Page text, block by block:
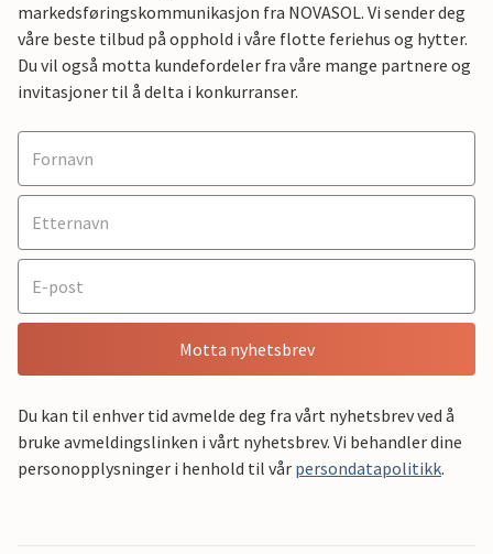
markedsføringskommunikasjon fra NOVASOL. Vi sender deg
våre beste tilbud på opphold i våre flotte feriehus og hytter.
Du vil også motta kundefordeler fra våre mange partnere og
invitasjoner til å delta i konkurranser.
Motta nyhetsbrev
Du kan til enhver tid avmelde deg fra vårt nyhetsbrev ved å
bruke avmeldingslinken i vårt nyhetsbrev. Vi behandler dine
personopplysninger i henhold til vår persondatapolitikk.